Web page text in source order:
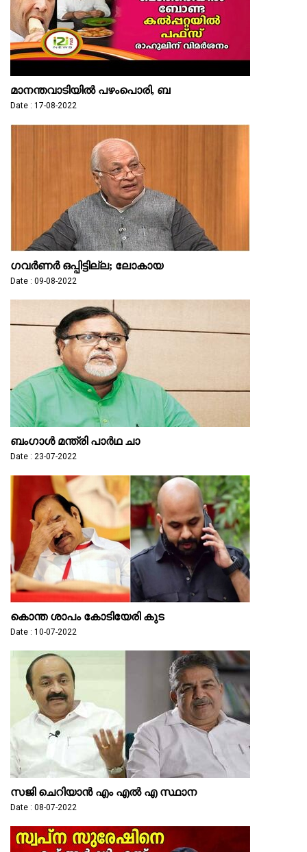
മാനന്തവാടിയിൽ പഴംപൊരി, ബ
Date : 17-08-2022
ഗവർണർ ഒപ്പിട്ടില്ല; ലോകായ
Date : 09-08-2022
ബംഗാള്‍ മന്ത്രി പാര്‍ഥ ചാ
Date : 23-07-2022
കൊന്ത ശാപം കോടിയേരി കുട
Date : 10-07-2022
സജി ചെറിയാൻ എം എൽ എ സ്ഥാന
Date : 08-07-2022